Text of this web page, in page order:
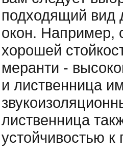
подходящий вид
окон. Например,
хорошей
меранти -
и лиственница
лиственница
устойчивостью к